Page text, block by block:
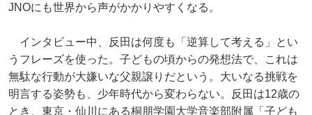
JNOにも世界から声がかかりやすくなる。
インタビュー中、反田は何度も「逆算して考える」とい
うフレーズを使った。子どもの頃からの発想法で、これは
無駄な行動が大嫌いな父親譲りだという。大いなる挑戦を
明言する姿勢も、少年時代から変わらない。反田は12歳の
とき、東京・仙川にある桐朋学園大学音楽部附属「子ども